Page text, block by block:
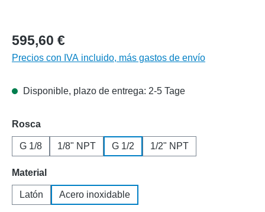
595,60 €
Precios con IVA incluido, más gastos de envío
Disponible, plazo de entrega: 2-5 Tage
Seleccione
Rosca
G 1/8 1/8" NPT G 1/2 1/2" NPT
Seleccione
Material
Latón Acero inoxidable